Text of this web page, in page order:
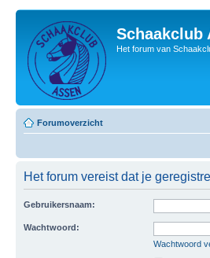
Schaakclub
Het forum van
Forumoverzicht
Het forum vereist dat je
Gebruikersnaam:
Wachtwoord:
Wachtwoord